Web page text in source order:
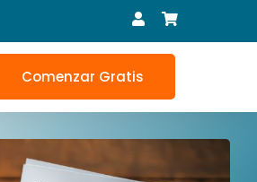
Comenzar Gratis